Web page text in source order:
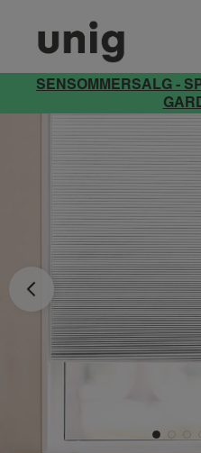
SENSOMMERSALG -